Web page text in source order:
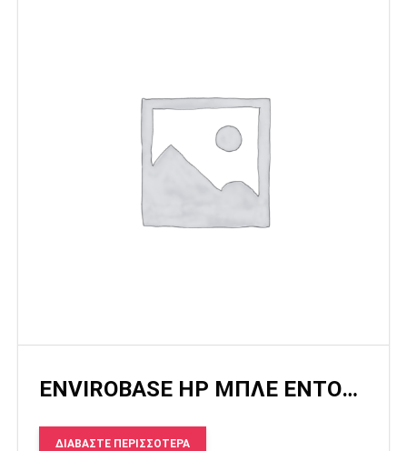
ENVIROBASE HP ΜΠΛΕ ΕΝΤΟΝΟ
ΔΙΑΒΆΣΤΕ ΠΕΡΙΣΣΌΤΕΡΑ